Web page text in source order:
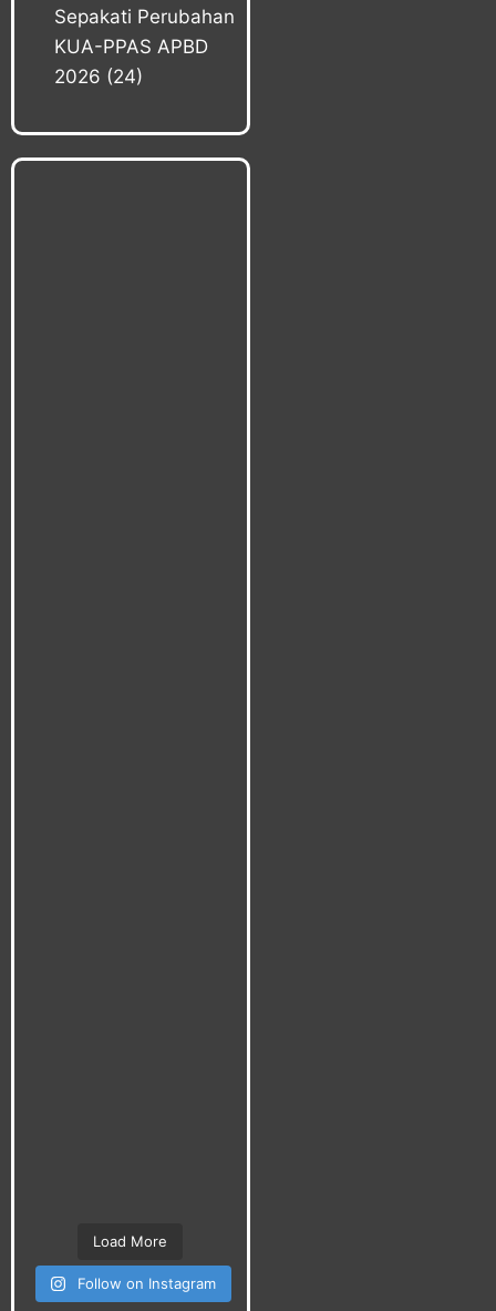
Sepakati Perubahan
KUA-PPAS APBD
2026 (24)
Load More
Follow on Instagram